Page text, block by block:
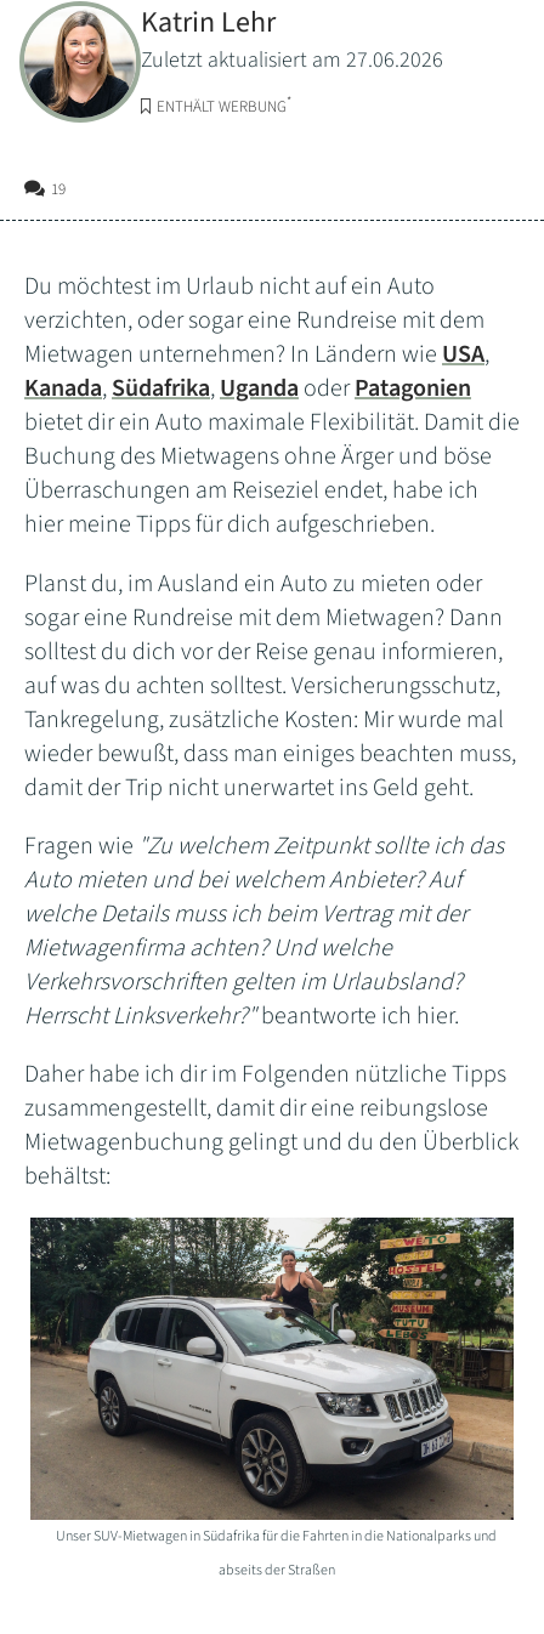
Katrin Lehr
Zuletzt aktualisiert am 27.06.2026
ENTHÄLT WERBUNG*
19
Du möchtest im Urlaub nicht auf ein Auto
verzichten, oder sogar eine Rundreise mit dem
Mietwagen unternehmen? In Ländern wieUSA,
Kanada,Südafrika,UgandaoderPatagonien
bietet dir ein Auto maximale Flexibilität. Damit die
Buchung des Mietwagens ohne Ärger und böse
Überraschungen am Reiseziel endet, habe ich
hier meine Tipps für dich aufgeschrieben.
Planst du, im Ausland ein Auto zu mieten oder
sogar eine Rundreise mit dem Mietwagen? Dann
solltest du dich vor der Reise genau informieren,
auf was du achten solltest. Versicherungsschutz,
Tankregelung, zusätzliche Kosten: Mir wurde mal
wieder bewußt, dass man einiges beachten muss,
damit der Trip nicht unerwartet ins Geld geht.
Fragen wie "Zu welchem Zeitpunkt sollte ich das
Auto mieten und bei welchem Anbieter? Auf
welche Details muss ich beim Vertrag mit der
Mietwagenfirma achten? Und welche
Verkehrsvorschriften gelten im Urlaubsland?
Herrscht Linksverkehr?"beantworte ich hier.
Daher habe ich dir im Folgenden nützliche Tipps
zusammengestellt, damit dir eine reibungslose
Mietwagenbuchung gelingt und du den Überblick
behältst:
Unser SUV-Mietwagen in Südafrika für die Fahrten in die Nationalparks und
abseits der Straßen